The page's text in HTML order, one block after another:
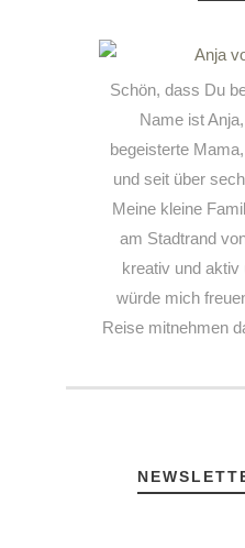
Schön, dass Du
Name ist
begeisterte
und seit über
Meine kleine
am Stadtrand
kreativ und
würde mich
Reise mitnehmen